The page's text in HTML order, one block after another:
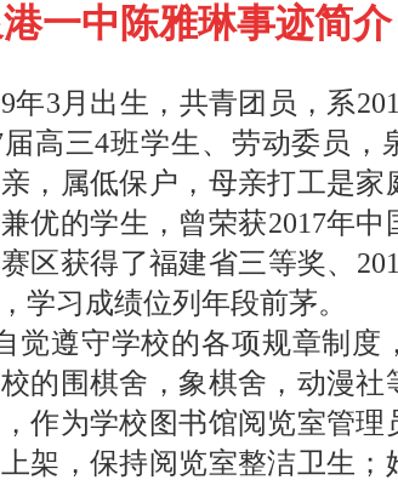
一中陈雅琳事迹简介
年3 月出生，共青团员，系
届高三4班学生、劳动委员，
，属低保户，母亲打工是家
优的学生，曾荣获2017年中
区获得了福建省三等奖、
学习成绩位列年段前茅。
觉遵守学校的各项规章制度
的围棋舍，象棋舍，动漫社
作为学校图书馆阅览室管理
架，保持阅览室整洁卫生；